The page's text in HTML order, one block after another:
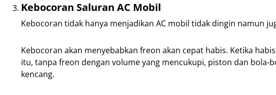
Kebocoran Saluran AC Mobil
Kebocoran tidak hanya menjadikan AC mobil tidak dingin namun
Kebocoran akan menyebabkan freon akan cepat habis. Ketika
itu, tanpa freon dengan volume yang mencukupi, piston dan bola-
kencang.